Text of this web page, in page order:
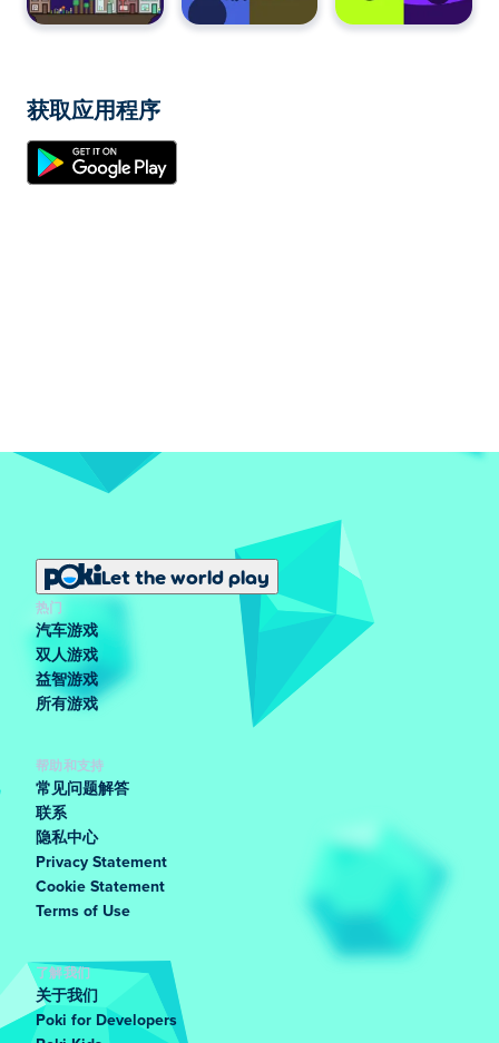
获取应用程序
Let the world play
热门
汽车游戏
双人游戏
益智游戏
所有游戏
帮助和支持
常见问题解答
联系
隐私中心
Privacy Statement
Cookie Statement
Terms of Use
了解我们
关于我们
Poki for Developers